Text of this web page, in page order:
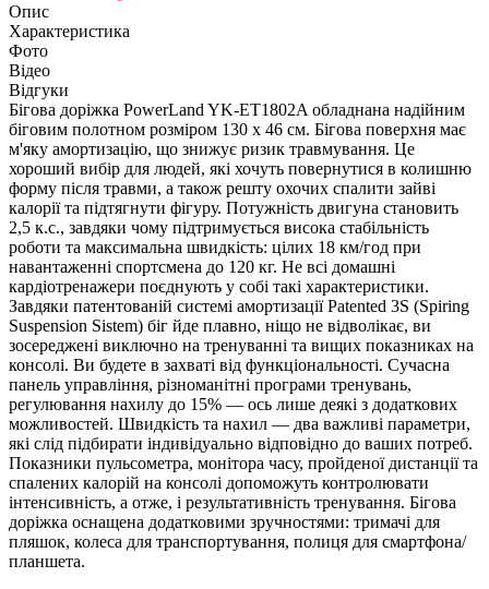
Опис
Характеристика
Фото
Відео
Відгуки
Бігова доріжка PowerLand YK-ET1802A обладнана надійним
біговим полотном розміром 130 x 46 см. Бігова поверхня має
м'яку амортизацію, що знижує ризик травмування. Це
хороший вибір для людей, які хочуть повернутися в колишню
форму після травми, а також решту охочих спалити зайві
калорії та підтягнути фігуру. Потужність двигуна становить
2,5 к.с., завдяки чому підтримується висока стабільність
роботи та максимальна швидкість: цілих 18 км/год при
навантаженні спортсмена до 120 кг. Не всі домашні
кардіотренажери поєднують у собі такі характеристики.
Завдяки патентованій системі амортизації Patented 3S (Spiring
Suspension Sistem) біг йде плавно, ніщо не відволікає, ви
зосереджені виключно на тренуванні та вищих показниках на
консолі. Ви будете в захваті від функціональності. Сучасна
панель управління, різноманітні програми тренувань,
регулювання нахилу до 15% — ось лише деякі з додаткових
можливостей. Швидкість та нахил — два важливі параметри,
які слід підбирати індивідуально відповідно до ваших потреб.
Показники пульсометра, монітора часу, пройденої дистанції та
спалених калорій на консолі допоможуть контролювати
інтенсивність, а отже, і результативність тренування. Бігова
доріжка оснащена додатковими зручностями: тримачі для
пляшок, колеса для транспортування, полиця для смартфона/
планшета.